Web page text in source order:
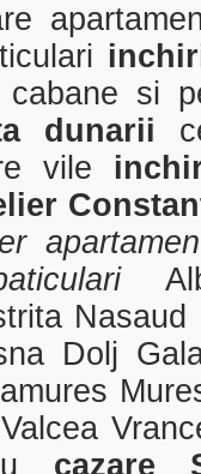
cabane si
dunarii
vile
Dolj
cazare